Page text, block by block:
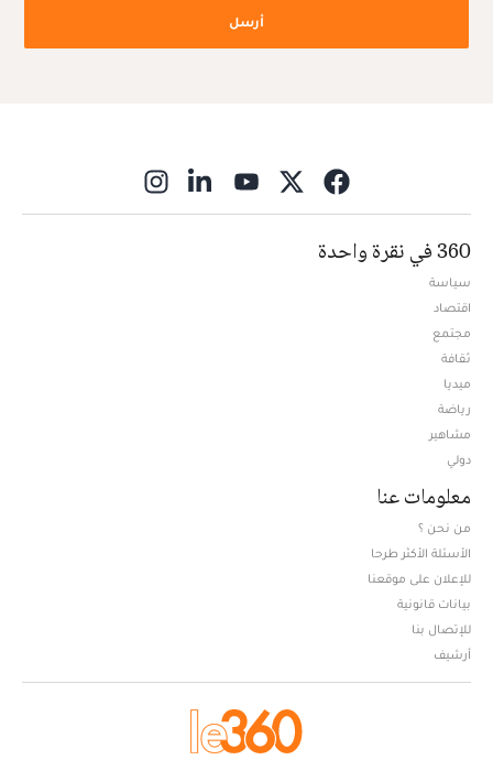
أرسل
360 في نقرة واحدة
سياسة
اقتصاد
مجتمع
ثقافة
ميديا
رياضة
مشاهير
دولي
معلومات عنا
من نحن ؟
الأسئلة الأكثر طرحا
للإعلان على موقعنا
بيانات قانونية
للإتصال بنا
أرشيف